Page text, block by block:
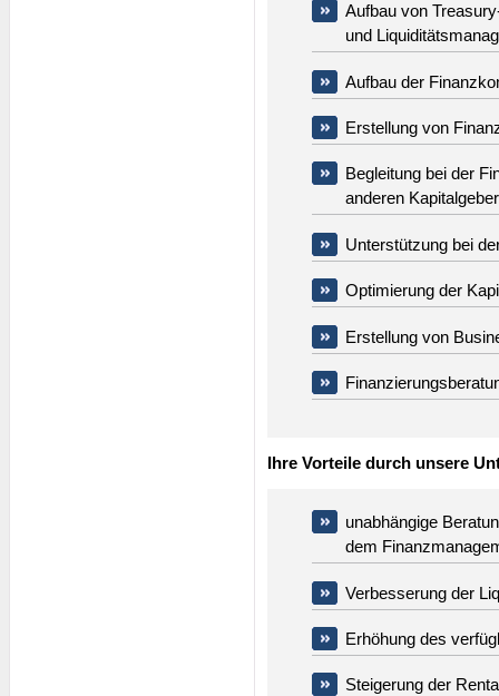
Aufbau von
und
Aufbau der
Erstellung von
Begleitung bei der
anderen
Unterstützung bei
Optimierung der
Erstellung von
Ihre Vorteile durch unsere
unabhängige
dem
Verbesserung der
Erhöhung des
Steigerung der